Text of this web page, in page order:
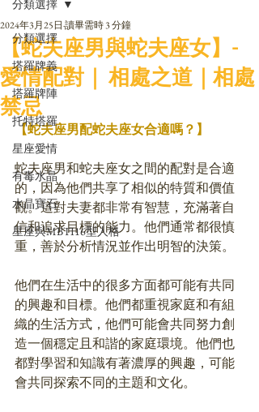
分類選擇
塔羅牌義
塔羅牌陣
托特塔羅
星座愛情
有毒水晶
水晶寶石
星座與MBTI16型人格
分類選擇
【蛇夫座男與蛇夫座女】-
愛情配對｜ 相處之道｜相處
禁忌
2024年3月25日 讀畢需時 3 分鐘
【蛇夫座男配蛇夫座女合適嗎？】
蛇夫座男和蛇夫座女之間的配對是合適
的，因為他們共享了相似的特質和價值
觀。這對夫妻都非常有智慧，充滿著自
信和追求目標的能力。他們通常都很慎
重，善於分析情況並作出明智的決策。
他們在生活中的很多方面都可能有共同
的興趣和目標。他們都重視家庭和有組
織的生活方式，他們可能會共同努力創
造一個穩定且和諧的家庭環境。他們也
都對學習和知識有著濃厚的興趣，可能
會共同探索不同的主題和文化。